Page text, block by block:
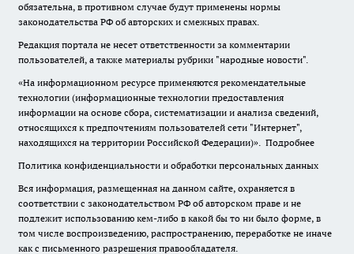
обязательна, в противном случае будут применены нормы
законодательства РФ об авторских и смежных правах.
Редакция портала не несет ответственности за комментарии
пользователей, а также материалы рубрики "народные новости".
«На информационном ресурсе применяются рекомендательные
технологии (информационные технологии предоставления
информации на основе сбора, систематизации и анализа сведений,
относящихся к предпочтениям пользователей сети "Интернет",
находящихся на территории Российской Федерации)». Подробнее
Политика конфиденциальности и обработки персональных данных
Вся информация, размещенная на данном сайте, охраняется в
соответствии с законодательством РФ об авторском праве и не
подлежит использованию кем-либо в какой бы то ни было форме, в
том числе воспроизведению, распространению, переработке не иначе
как с письменного разрешения правообладателя.